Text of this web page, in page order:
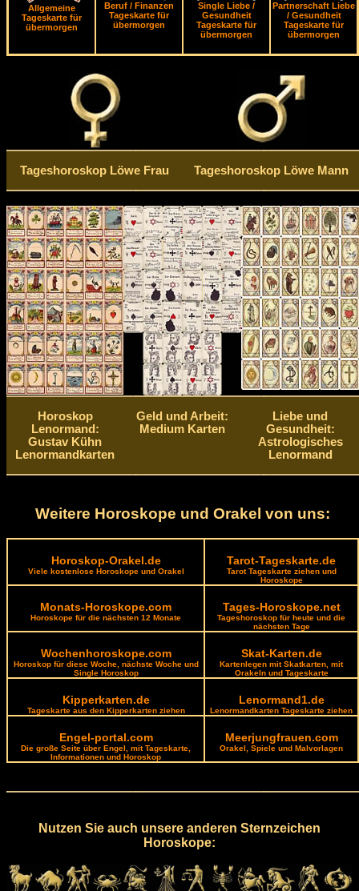
Allgemeine
Tageskarte für
übermorgen
Beruf / Finanzen
Tageskarte für
übermorgen
Single Liebe /
Gesundheit
Tageskarte für
übermorgen
Partnerschaft Liebe
/ Gesundheit
Tageskarte für
übermorgen
Tageshoroskop Löwe Frau Tageshoroskop Löwe Mann
Horoskop
Lenormand:
Gustav Kühn
Lenormandkarten
Geld und Arbeit:
Medium Karten
Liebe und
Gesundheit:
Astrologisches
Lenormand
Weitere Horoskope und Orakel von uns:
Horoskop-Orakel.de
Viele kostenlose Horoskope und Orakel
Tarot-Tageskarte.de
Tarot Tageskarte ziehen und
Horoskope
Monats-Horoskope.com
Horoskope für die nächsten 12 Monate
Tages-Horoskope.net
Tageshoroskop für heute und die
nächsten Tage
Wochenhoroskope.com
Horoskop für diese Woche, nächste Woche und
Single Horoskop
Skat-Karten.de
Kartenlegen mit Skatkarten, mit
Orakeln und Tageskarte
Kipperkarten.de
Tageskarte aus den Kipperkarten ziehen
Lenormand1.de
Lenormandkarten Tageskarte ziehen
Engel-portal.com
Die große Seite über Engel, mit Tageskarte,
Informationen und Horoskop
Meerjungfrauen.com
Orakel, Spiele und Malvorlagen
Nutzen Sie auch unsere anderen Sternzeichen
Horoskope: